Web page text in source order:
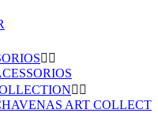
 
 
ART COLLECT